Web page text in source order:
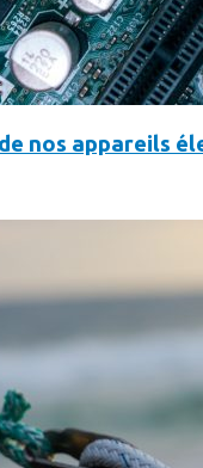
Android sur votre
nos appareils